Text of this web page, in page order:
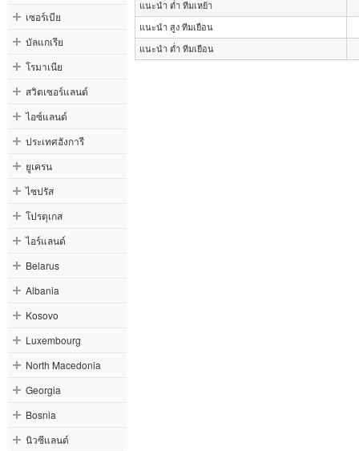
เซอร์เบีย
บัลแกเรีย
โรมาเนีย
สวิตเซอร์แลนด์
ไอซ์แลนด์
ประเทศฮังการี
ยูเครน
ไซปรัส
โปรตุเกส
ไอร์แลนด์
Belarus
Albania
Kosovo
Luxembourg
North Macedonia
Georgia
Bosnia
นิวซีแลนด์
แนะนำ ต่ำ ทีมเหย้า
แนะนำ สูง ทีมเยือน
แนะนำ ต่ำ ทีมเยือน